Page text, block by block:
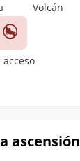
Volcán
acceso
ascensión